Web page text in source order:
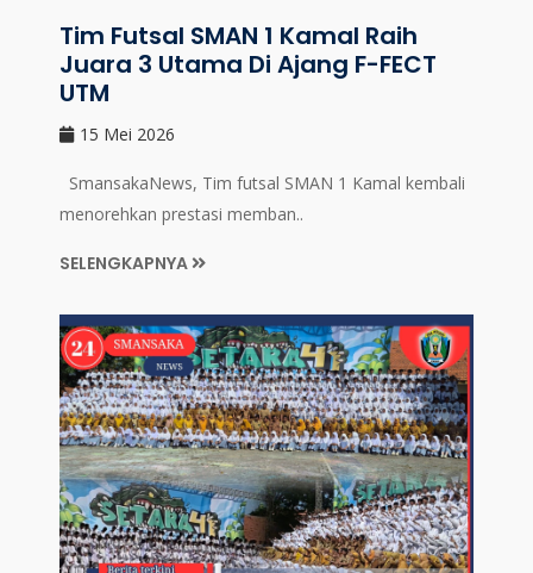
Tim Futsal SMAN 1 Kamal Raih
Juara 3 Utama Di Ajang F-FECT
UTM
15 Mei 2026
SmansakaNews, Tim futsal SMAN 1 Kamal kembali
menorehkan prestasi memban..
SELENGKAPNYA